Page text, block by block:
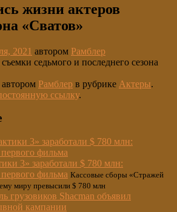
жизни актеров
«Сватов»
2021 автором Рамблер
седьмого и последнего сезона
Рамблер в рубрике Актеры.
ссылку.
3» заработали $ 780 млн:
фильма Кассовые сборы «Стражей
миру превысили $ 780 млн